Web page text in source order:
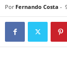
Por Fernando Costa -